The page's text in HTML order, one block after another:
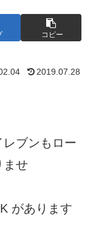
コピー
2019.07.28
レブンもロー
ませ
があります